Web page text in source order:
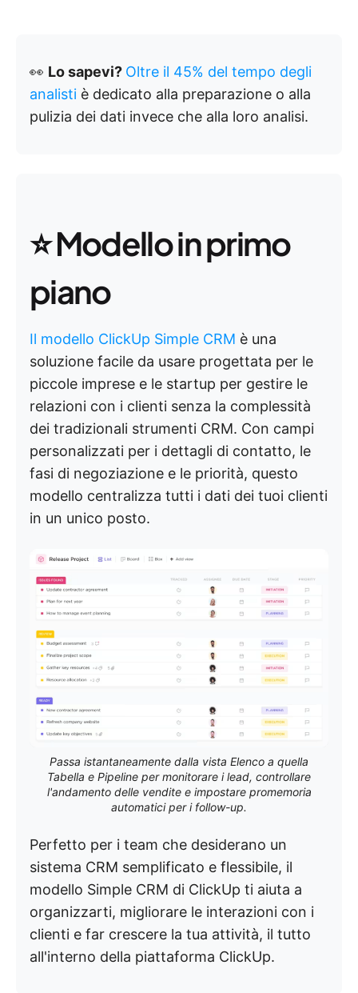
👀 Lo sapevi? Oltre il 45% del tempo degli
analisti è dedicato alla preparazione o alla
pulizia dei dati invece che alla loro analisi.
⭐️ Modello in primo
piano
Il modello ClickUp Simple CRM è una
soluzione facile da usare progettata per le
piccole imprese e le startup per gestire le
relazioni con i clienti senza la complessità
dei tradizionali strumenti CRM. Con campi
personalizzati per i dettagli di contatto, le
fasi di negoziazione e le priorità, questo
modello centralizza tutti i dati dei tuoi clienti
in un unico posto.
Passa istantaneamente dalla vista Elenco a quella
Tabella e Pipeline per monitorare i lead, controllare
l'andamento delle vendite e impostare promemoria
automatici per i follow-up.
Perfetto per i team che desiderano un
sistema CRM semplificato e flessibile, il
modello Simple CRM di ClickUp ti aiuta a
organizzarti, migliorare le interazioni con i
clienti e far crescere la tua attività, il tutto
all'interno della piattaforma ClickUp.